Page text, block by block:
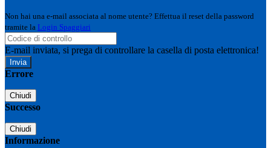
Non hai una e-mail associata al nome utente? Effettua il reset della password
tramite la Login Spaggiari
E-mail inviata, si prega di controllare la casella di posta elettronica!
Errore
Chiudi
Successo
Chiudi
Informazione